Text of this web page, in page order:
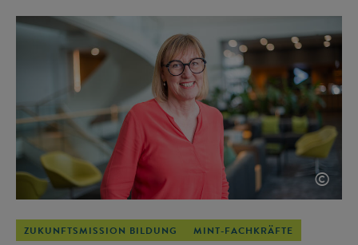
©
ZUKUNFTSMISSION BILDUNG MINT-FACHKRÄFTE